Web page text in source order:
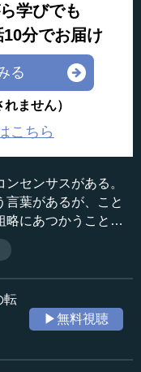
学びでも
分でお届け
る
ません）
こちら
センサスがある。
言葉があるが、こと
略にあつかうことは
道元のいうよう
り組むことが日本
して、日本流に命を
の融合だという。
ッツTV論説主幹）
転
▶無料視聴